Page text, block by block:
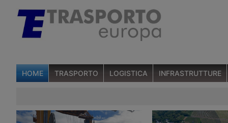
HOME TRASPORTO LOGISTICA INFRASTRUTTURE